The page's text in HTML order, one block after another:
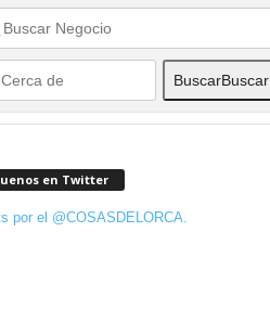
BuscarBuscar
en Twitter
por el @COSASDELORCA.